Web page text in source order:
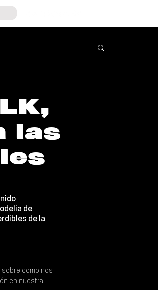
las
de
de la
sobre cómo nos
en nuestra